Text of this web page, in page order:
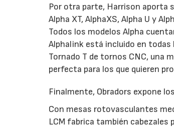
Por otra parte, Harrison aporta
Alpha XT, AlphaXS, Alpha U y
Todos los modelos Alpha
Alphalink está incluido en todas
Tornado T de tornos CNC, una
perfecta para los que quieren
Finalmente, Obradors expone
Con mesas rotovasculantes
LCM fabrica también